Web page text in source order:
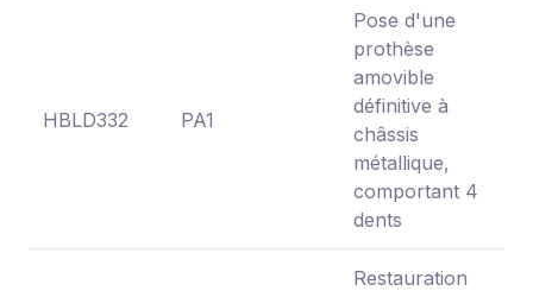
HBLD332 PA1
Pose d'une
prothèse
amovible
définitive à
châssis
métallique,
comportant 4
dents
Restauration